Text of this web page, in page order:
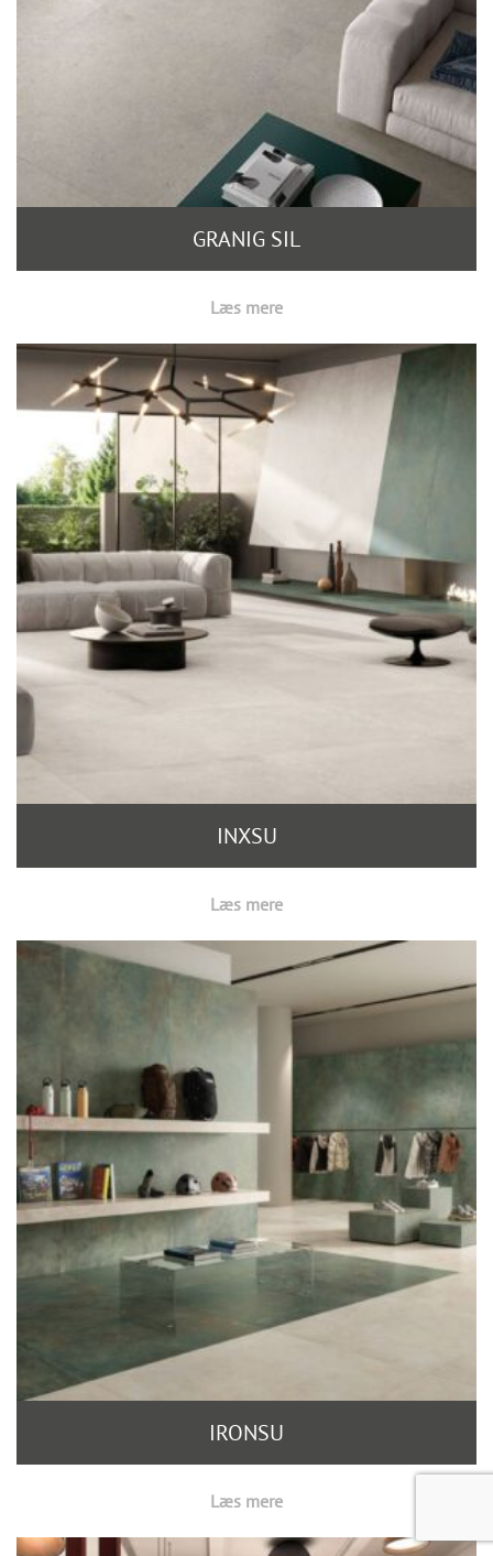
GRANIG SIL
Læs mere
INXSU
Læs mere
IRONSU
Læs mere